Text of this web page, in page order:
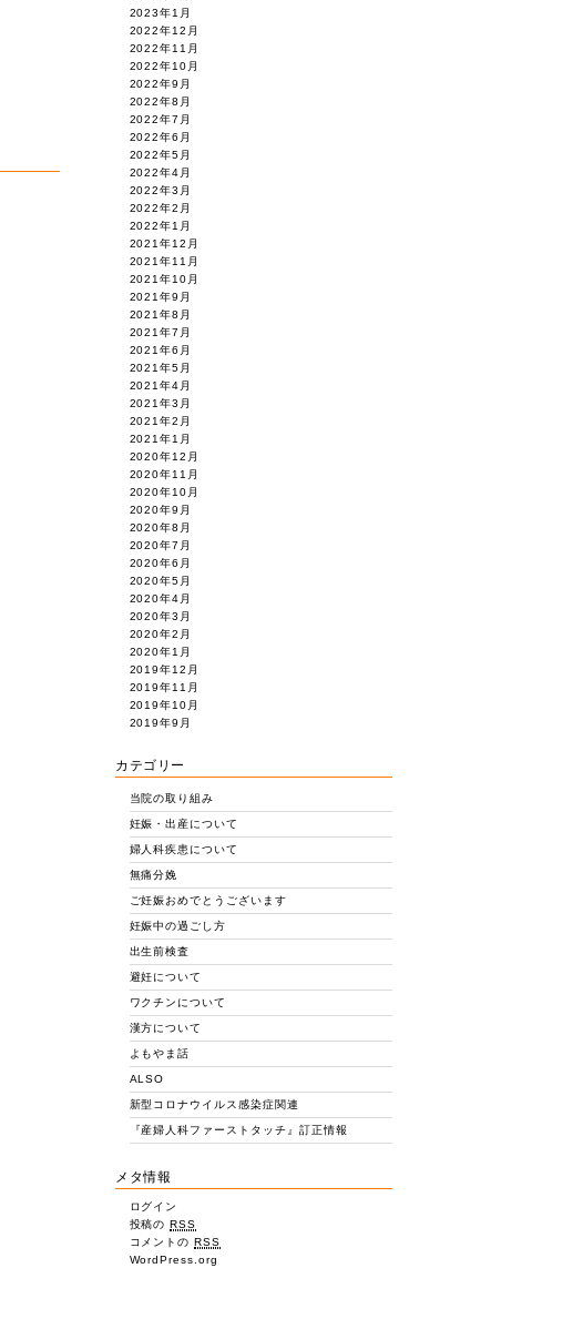
2023年1月
2022年12月
2022年11月
2022年10月
2022年9月
2022年8月
2022年7月
2022年6月
2022年5月
2022年4月
2022年3月
2022年2月
2022年1月
2021年12月
2021年11月
2021年10月
2021年9月
2021年8月
2021年7月
2021年6月
2021年5月
2021年4月
2021年3月
2021年2月
2021年1月
2020年12月
2020年11月
2020年10月
2020年9月
2020年8月
2020年7月
2020年6月
2020年5月
2020年4月
2020年3月
2020年2月
2020年1月
2019年12月
2019年11月
2019年10月
2019年9月
カテゴリー
当院の取り組み
妊娠・出産について
婦人科疾患について
無痛分娩
ご妊娠おめでとうございます
妊娠中の過ごし方
出生前検査
避妊について
ワクチンについて
漢方について
よもやま話
ALSO
新型コロナウイルス感染症関連
『産婦人科ファーストタッチ』訂正情報
メタ情報
ログイン
投稿の RSS
コメントの RSS
WordPress.org